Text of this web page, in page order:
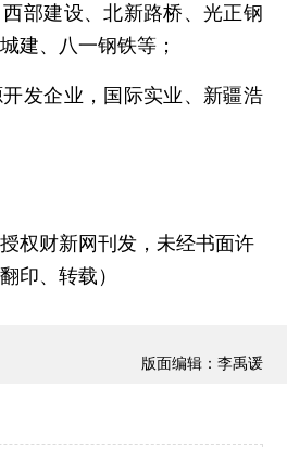
部建设、北新路桥、光正钢
建、八一钢铁等；
企业，国际实业、新疆浩
权财新网刊发，未经书面许
印、转载）
版面编辑：李禹谖